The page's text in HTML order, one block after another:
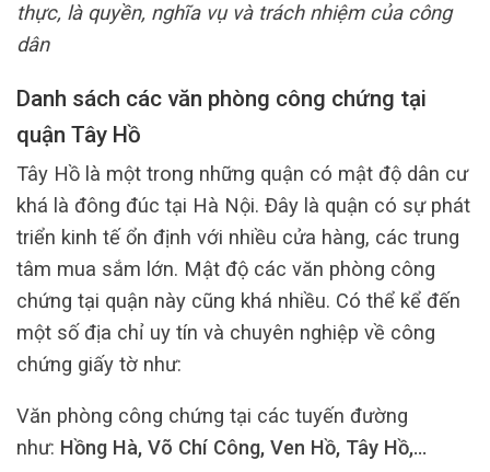
thực, là quyền, nghĩa vụ và trách nhiệm của công
dân
Danh sách các văn phòng công chứng tại
quận Tây Hồ
Tây Hồ là một trong những quận có mật độ dân cư
khá là đông đúc tại Hà Nội. Đây là quận có sự phát
triển kinh tế ổn định với nhiều cửa hàng, các trung
tâm mua sắm lớn. Mật độ các văn phòng công
chứng tại quận này cũng khá nhiều. Có thể kể đến
một số địa chỉ uy tín và chuyên nghiệp về công
chứng giấy tờ như:
Văn phòng công chứng tại các tuyến đường
như: Hồng Hà, Võ Chí Công, Ven Hồ, Tây Hồ,…